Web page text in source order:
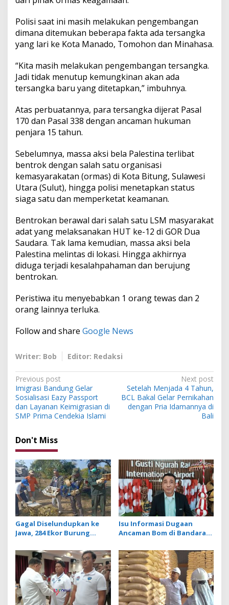
Polisi saat ini masih melakukan pengembangan
dimana ditemukan beberapa fakta ada tersangka
yang lari ke Kota Manado, Tomohon dan Minahasa.
“Kita masih melakukan pengembangan tersangka.
Jadi tidak menutup kemungkinan akan ada
tersangka baru yang ditetapkan,” imbuhnya.
Atas perbuatannya, para tersangka dijerat Pasal
170 dan Pasal 338 dengan ancaman hukuman
penjara 15 tahun.
Sebelumnya, massa aksi bela Palestina terlibat
bentrok dengan salah satu organisasi
kemasyarakatan (ormas) di Kota Bitung, Sulawesi
Utara (Sulut), hingga polisi menetapkan status
siaga satu dan memperketat keamanan.
Bentrokan berawal dari salah satu LSM masyarakat
adat yang melaksanakan HUT ke-12 di GOR Dua
Saudara. Tak lama kemudian, massa aksi bela
Palestina melintas di lokasi. Hingga akhirnya
diduga terjadi kesalahpahaman dan berujung
bentrokan.
Peristiwa itu menyebabkan 1 orang tewas dan 2
orang lainnya terluka.
Follow and share Google News
Writer: Bob Editor: Redaksi
P
o
s
t
n
a
v
i
g
a
t
i
o
n
Previous post
Imigrasi Bandung Gelar
Sosialisasi Eazy Passport
dan Layanan Keimigrasian di
SMP Prima Cendekia Islami
Next post
Setelah Menjada 4 Tahun,
BCL Bakal Gelar Pernikahan
dengan Pria Idamannya di
Bali
Don't Miss
Gagal Diselundupkan ke
Jawa, 284 Ekor Burung
Dilepasliarkan Cegah
Ancaman Penyakit
Isu Informasi Dugaan
Ancaman Bom di Bandara
Benar, Operasional
Penerbangan Lancar